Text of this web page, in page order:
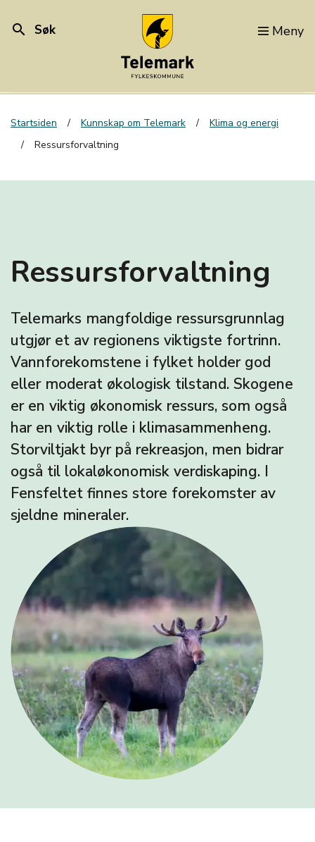
search Søk Meny
Startsiden Kunnskap om Telemark
Klima og energi
Ressursforvaltning
Ressursforvaltning
Telemarks mangfoldige ressursgrunnlag
utgjør et av regionens viktigste fortrinn.
Vannforekomstene i fylket holder god
eller moderat økologisk tilstand. Skogene
er en viktig økonomisk ressurs, som også
har en viktig rolle i klimasammenheng.
Storviltjakt byr på rekreasjon, men bidrar
også til lokaløkonomisk verdiskaping. I
Fensfeltet finnes store forekomster av
sjeldne mineraler.